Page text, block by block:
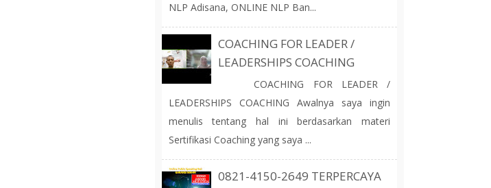
NLP Adisana, ONLINE NLP Ban...
COACHING FOR LEADER /
LEADERSHIPS COACHING
COACHING FOR LEADER /
LEADERSHIPS COACHING Awalnya saya ingin
menulis tentang hal ini berdasarkan materi
Sertifikasi Coaching yang saya ...
0821-4150-2649 TERPERCAYA